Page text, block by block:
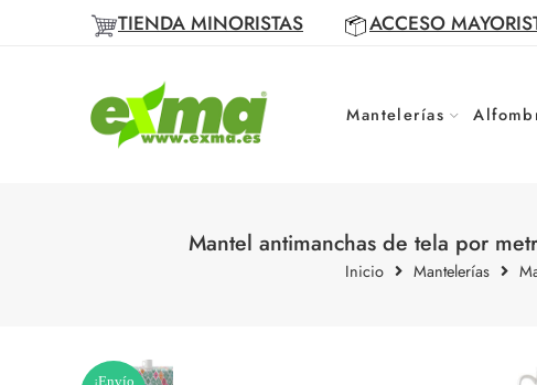
TIENDA MINORISTAS ACCESO
Mantelerías
Mantel antimanchas de tela por
Inicio Mantelerías
¡Envío